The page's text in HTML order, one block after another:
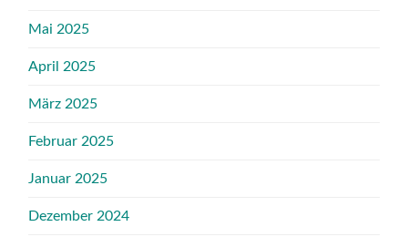
Mai 2025
April 2025
März 2025
Februar 2025
Januar 2025
Dezember 2024